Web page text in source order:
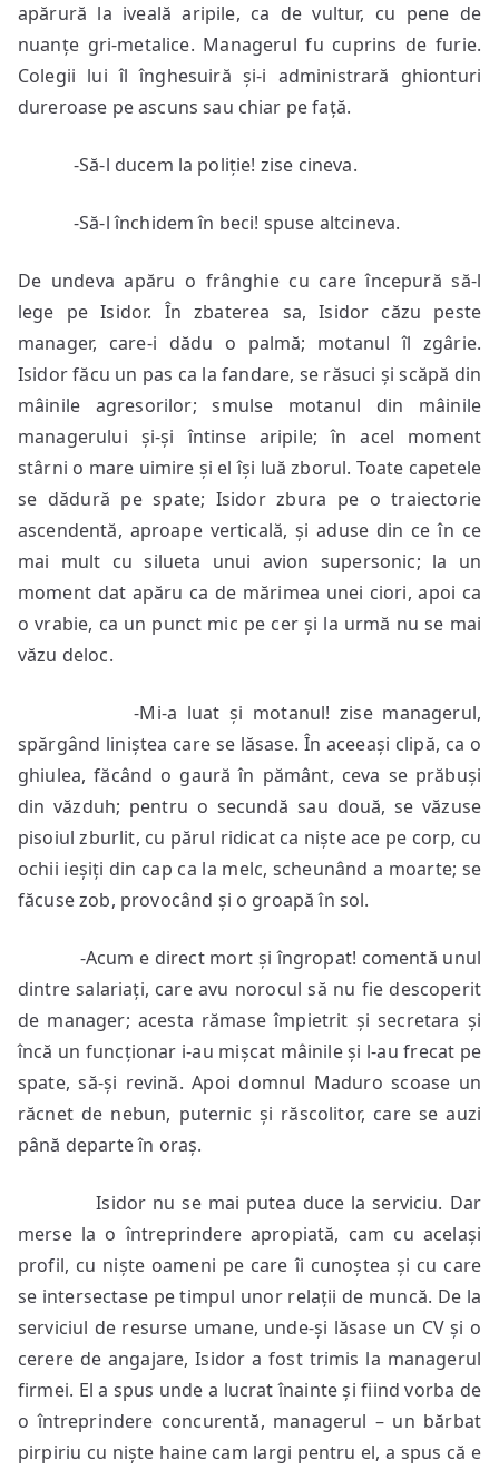
apărură la iveală aripile, ca de vultur, cu pene de
nuanțe gri-metalice. Managerul fu cuprins de furie.
Colegii lui îl înghesuiră și-i administrară ghionturi
dureroase pe ascuns sau chiar pe față.
-Să-l ducem la poliție! zise cineva.
-Să-l închidem în beci! spuse altcineva.
De undeva apăru o frânghie cu care începură să-l
lege pe Isidor. În zbaterea sa, Isidor căzu peste
manager, care-i dădu o palmă; motanul îl zgârie.
Isidor făcu un pas ca la fandare, se răsuci și scăpă din
mâinile agresorilor; smulse motanul din mâinile
managerului și-și întinse aripile; în acel moment
stârni o mare uimire și el își luă zborul. Toate capetele
se dădură pe spate; Isidor zbura pe o traiectorie
ascendentă, aproape verticală, și aduse din ce în ce
mai mult cu silueta unui avion supersonic; la un
moment dat apăru ca de mărimea unei ciori, apoi ca
o vrabie, ca un punct mic pe cer și la urmă nu se mai
văzu deloc.
-Mi-a luat și motanul! zise managerul,
spărgând liniștea care se lăsase. În aceeași clipă, ca o
ghiulea, făcând o gaură în pământ, ceva se prăbuși
din văzduh; pentru o secundă sau două, se văzuse
pisoiul zburlit, cu părul ridicat ca niște ace pe corp, cu
ochii ieșiți din cap ca la melc, scheunând a moarte; se
făcuse zob, provocând și o groapă în sol.
-Acum e direct mort și îngropat! comentă unul
dintre salariați, care avu norocul să nu fie descoperit
de manager; acesta rămase împietrit și secretara și
încă un funcționar i-au mișcat mâinile și l-au frecat pe
spate, să-și revină. Apoi domnul Maduro scoase un
răcnet de nebun, puternic și răscolitor, care se auzi
până departe în oraș.
Isidor nu se mai putea duce la serviciu. Dar
merse la o întreprindere apropiată, cam cu același
profil, cu niște oameni pe care îi cunoștea și cu care
se intersectase pe timpul unor relații de muncă. De la
serviciul de resurse umane, unde-și lăsase un CV și o
cerere de angajare, Isidor a fost trimis la managerul
firmei. El a spus unde a lucrat înainte și fiind vorba de
o întreprindere concurentă, managerul – un bărbat
pirpiriu cu niște haine cam largi pentru el, a spus că e